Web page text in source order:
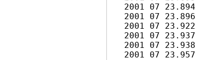
2001 07 23.894
2001 07 23.896
2001 07 23.922
2001 07 23.937
2001 07 23.938
2001 07 23.957